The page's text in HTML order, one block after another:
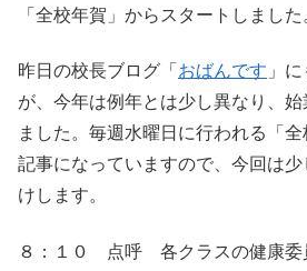
「全校年賀」からスタートしました
昨日の校長ブログ「 おばんです 」
が、今年は例年とは少し異なり、
ました。毎週水曜日に行われる「
記事になっていますので、今回は
けします。
８：１０ 点呼 各クラスの健康委